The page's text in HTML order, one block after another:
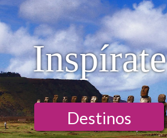
Inspírate
Destinos